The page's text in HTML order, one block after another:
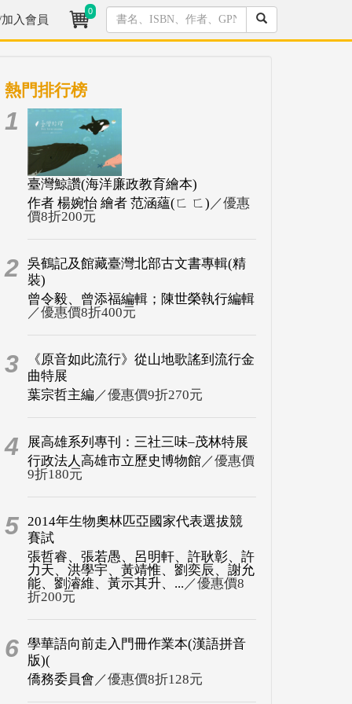
入會員
0
熱門排行榜
1
臺灣鯨讚(海洋廉政教育繪本)
作者 楊婉怡 繪者 范涵蘊(ㄈ ㄈ) ／優惠
價8折200元
2 吳鶴記及館藏臺灣北部古文書專輯(精
裝)
曾令毅、曾添福編輯；陳世榮執行編輯
／優惠價8折400元
3
《原音如此流行》從山地歌謠到流行金
曲特展
葉宗哲主編 ／優惠價9折270元
4
展高雄系列專刊：三社三味–茂林特展
行政法人高雄市立歷史博物館／優惠價
9折180元
5 2014年生物奧林匹亞國家代表選拔競
賽試
張哲睿、張若愚、呂明軒、許耿彰、許
力天、洪學宇、黃靖惟、劉奕辰、謝允
能、劉濬維、黃示其升、... ／優惠價8
折200元
6 學華語向前走入門冊作業本(漢語拼音
版)(
僑務委員會 ／優惠價8折128元